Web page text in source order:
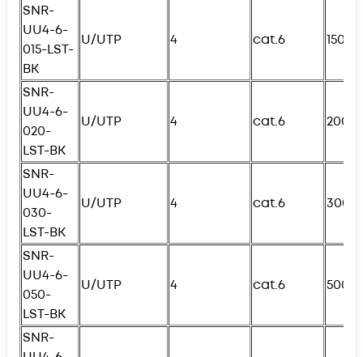
SNR-
UU4-6-
015-LST-
BK
U/UTP 4 cat.6 150см
SNR-
UU4-6-
020-
LST-BK
U/UTP 4 cat.6
SNR-
UU4-6-
030-
LST-BK
U/UTP 4 cat.6
SNR-
UU4-6-
050-
LST-BK
U/UTP 4 cat.6
SNR-